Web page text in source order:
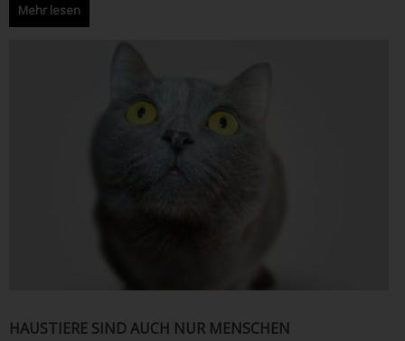
Mehr lesen
HAUSTIERE SIND AUCH NUR MENSCHEN